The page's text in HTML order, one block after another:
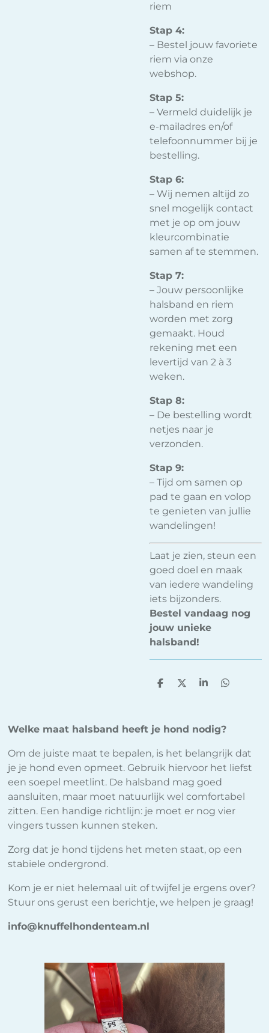
riem
Stap 4:
– Bestel jouw favoriete
riem via onze
webshop.
Stap 5:
– Vermeld duidelijk je
e-mailadres en/of
telefoonnummer bij je
bestelling.
Stap 6:
– Wij nemen altijd zo
snel mogelijk contact
met je op om jouw
kleurcombinatie
samen af te stemmen.
Stap 7:
– Jouw persoonlijke
halsband en riem
worden met zorg
gemaakt. Houd
rekening met een
levertijd van 2 à 3
weken.
Stap 8:
– De bestelling wordt
netjes naar je
verzonden.
Stap 9:
– Tijd om samen op
pad te gaan en volop
te genieten van jullie
wandelingen!
Laat je zien, steun een
goed doel en maak
van iedere wandeling
iets bijzonders.
Bestel vandaag nog
jouw unieke
halsband!
D
n
D
S
e
D
n
Welke maat halsband heeft je hond nodig?
Om de juiste maat te bepalen, is het belangrijk dat
je je hond even opmeet. Gebruik hiervoor het liefst
een soepel meetlint. De halsband mag goed
aansluiten, maar moet natuurlijk wel comfortabel
zitten. Een handige richtlijn: je moet er nog vier
vingers tussen kunnen steken.
Zorg dat je hond tijdens het meten staat, op een
stabiele ondergrond.
Kom je er niet helemaal uit of twijfel je ergens over?
Stuur ons gerust een berichtje, we helpen je graag!
info@knuffelhondenteam.nl